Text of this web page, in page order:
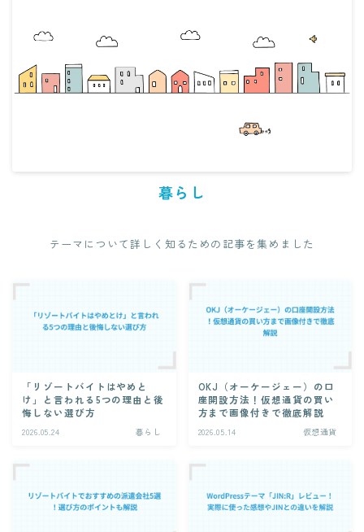
暮らし
テーマについて詳しく知るための記事を集めました
「リゾートバイトはやめと
け」と言われる5つの理由と後
悔しない選び方
2026.05.24 暮らし
OKJ（オーケージェー）の口
座開設方法！仮想通貨の買い
方まで画像付きで徹底解説
2026.05.14 仮想通貨